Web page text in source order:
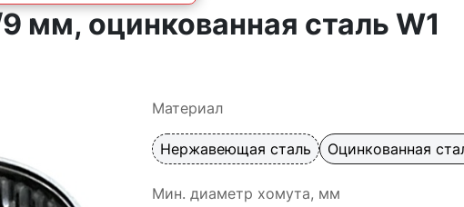
мм, оцинкованная сталь W1
Материал
Нержавеющая сталь Оцинкованная
Мин. диаметр хомута, мм